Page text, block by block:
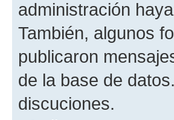
administración
También, algunos
publicaron
de la base de
discuciones.